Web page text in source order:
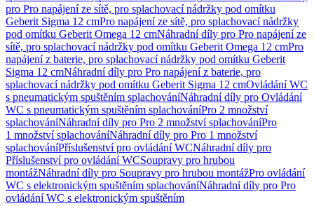
pro Pro napájení ze sítě, pro splachovací nádržky pod omítku
Geberit Sigma 12 cmPro napájení ze sítě, pro splachovací nádržky
pod omítku Geberit Omega 12 cmNáhradní díly pro Pro napájení ze
sítě, pro splachovací nádržky pod omítku Geberit Omega 12 cmPro
napájení z baterie, pro splachovací nádržky pod omítku Geberit
Sigma 12 cmNáhradní díly pro Pro napájení z baterie, pro
splachovací nádržky pod omítku Geberit Sigma 12 cmOvládání WC
s pneumatickým spuštěním splachováníNáhradní díly pro Ovládání
WC s pneumatickým spuštěním splachováníPro 2 množství
splachováníNáhradní díly pro Pro 2 množství splachováníPro
1 množství splachováníNáhradní díly pro Pro 1 množství
splachováníPříslušenství pro ovládání WCNáhradní díly pro
Příslušenství pro ovládání WCSoupravy pro hrubou
montážNáhradní díly pro Soupravy pro hrubou montážPro ovládání
WC s elektronickým spuštěním splachováníNáhradní díly pro Pro
ovládání WC s elektronickým spuštěním